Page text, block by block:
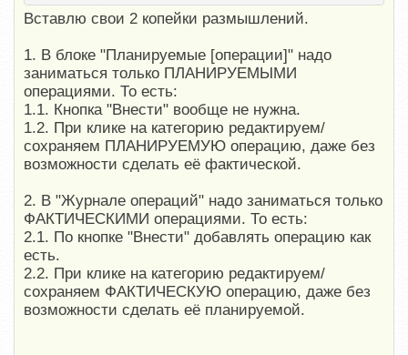
Вставлю свои 2 копейки размышлений.
1. В блоке "Планируемые [операции]" надо
заниматься только ПЛАНИРУЕМЫМИ
операциями. То есть:
1.1. Кнопка "Внести" вообще не нужна.
1.2. При клике на категорию редактируем/
сохраняем ПЛАНИРУЕМУЮ операцию, даже без
возможности сделать её фактической.
2. В "Журнале операций" надо заниматься только
ФАКТИЧЕСКИМИ операциями. То есть:
2.1. По кнопке "Внести" добавлять операцию как
есть.
2.2. При клике на категорию редактируем/
сохраняем ФАКТИЧЕСКУЮ операцию, даже без
возможности сделать её планируемой.